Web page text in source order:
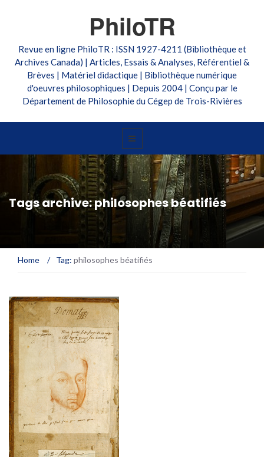
PhiloTR
Revue en ligne PhiloTR : ISSN 1927-4211 (Bibliothèque et
Archives Canada) | Articles, Essais & Analyses, Référentiel &
Brèves | Matériel didactique | Bibliothèque numérique
d'oeuvres philosophiques | Depuis 2004 | Conçu par le
Département de Philosophie du Cégep de Trois-Rivières
Tags archive: philosophes béatifiés
Home / Tag: philosophes béatifiés